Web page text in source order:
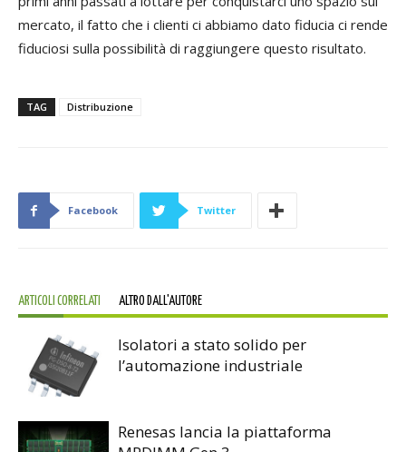
mercato, il fatto che i clienti ci abbiamo dato fiducia ci rende
fiduciosi sulla possibilità di raggiungere questo risultato.
TAG Distribuzione
Facebook Twitter
ARTICOLI CORRELATI ALTRO DALL'AUTORE
Isolatori a stato solido per
l’automazione industriale
Renesas lancia la piattaforma